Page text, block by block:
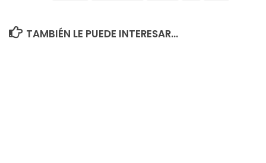
TAMBIÉN LE PUEDE INTERESAR...